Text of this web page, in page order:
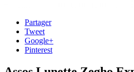
Partager
Tweet
Google+
Pinterest